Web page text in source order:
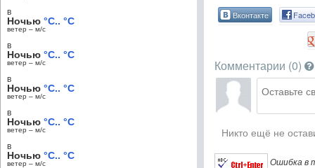
Вконтакте
Комментарии (0)
Никто ещё не
Ошибка в
в
Ночью °C.. °C
ветер – м/c
в
Ночью °C.. °C
ветер – м/c
в
Ночью °C.. °C
ветер – м/c
в
Ночью °C.. °C
ветер – м/c
в
Ночью °C.. °C
ветер – м/c